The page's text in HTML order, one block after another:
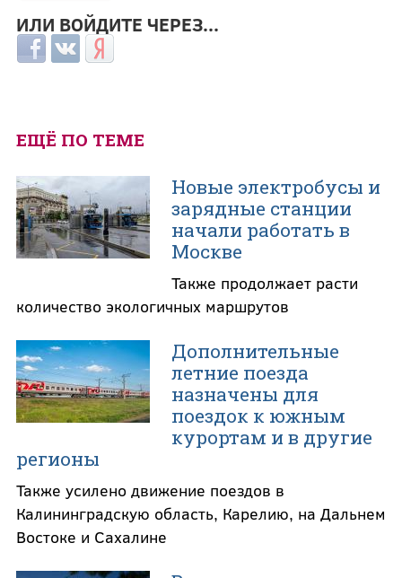
ИЛИ ВОЙДИТЕ ЧЕРЕЗ...
Login with Facebook
Login with ВКонтакте
Login with Яндекс
ЕЩЁ ПО ТЕМЕ
Новые электробусы и
зарядные станции
начали работать в
Москве
Также продолжает расти
количество экологичных маршрутов
Дополнительные
летние поезда
назначены для
поездок к южным
курортам и в другие
регионы
Также усилено движение поездов в
Калининградскую область, Карелию, на Дальнем
Востоке и Сахалине